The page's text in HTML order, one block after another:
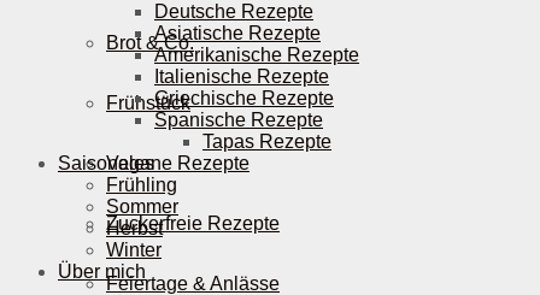
Brot & Co.
Frühstück
Vegane Rezepte
Zuckerfreie Rezepte
Feiertage & Anlässe
Deutsche Rezepte
Asiatische Rezepte
Amerikanische Rezepte
Italienische Rezepte
Griechische Rezepte
Spanische Rezepte
Tapas Rezepte
Saisonales
Frühling
Sommer
Herbst
Winter
Über mich